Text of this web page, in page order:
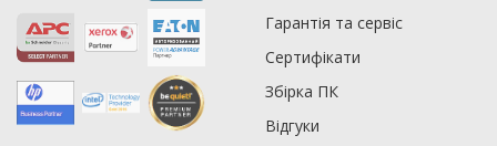
21
Гарантія та сервіс
Сертифікати
Збірка ПК
Відгуки